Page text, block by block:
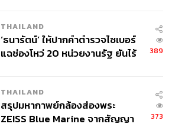
THAILAND
‘ธนารัตน์’ ให้ปากคำตำรวจไซเบอร์
แฉช่องโหว่ 20 หน่วยงานรัฐ ยันไร้
389
THAILAND
สรุปมหากาพย์กล้องส่องพระ
ZEISS Blue Marine จากสัญญา
373